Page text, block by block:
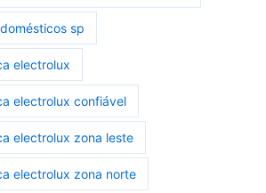
sp
electrolux
electrolux confiável
electrolux zona leste
electrolux zona norte